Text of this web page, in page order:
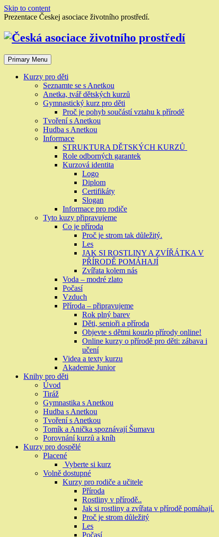
Skip to content
Prezentace Českej asociace životního prostředí.
Primary Menu
Kurzy pro děti
Seznamte se s Anetkou
Anetka, tvář dětských kurzů
Gymnastický kurz pro děti
Proč je pohyb součástí vztahu k přírodě
Tvoření s Anetkou
Hudba s Anetkou
Informace
STRUKTURA DĚTSKÝCH KURZŮ
Role odborných garantek
Kurzová identita
Logo
Diplom
Certifikáty
Slogan
Informace pro rodiče
Tyto kuzy připravujeme
Co je příroda
Proč je strom tak důležitý.
Les
JAK SI ROSTLINY A ZVÍŘÁTKA V
PŘÍRODĚ POMÁHAJÍ
Zvířata kolem nás
Voda – modré zlato
Počasí
Vzduch
Příroda – připravujeme
Rok plný barev
Děti, senioři a příroda
Objevte s dětmi kouzlo přírody online!
Online kurzy o přírodě pro děti: zábava i
učení
Videa a texty kurzu
Akademie Junior
Knihy pro děti
Úvod
Tiráž
Gymnastika s Anetkou
Hudba s Anetkou
Tvoření s Anetkou
Tomík a Anička spoznávají Šumavu
Porovnání kurzů a kníh
Kurzy pro dospělé
Placené
Vyberte si kurz
Volně dostupné
Kurzy pro rodiče a učitele
Příroda
Rostliny v přírodě..
Jak si rostliny a zvířata v přírodě pomáhají.
Proč je strom důležitý
Les
Počasí